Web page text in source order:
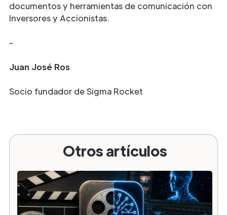
documentos y herramientas de comunicación con
Inversores y Accionistas.
-
Juan José Ros
Socio fundador de Sigma Rocket
Otros artículos